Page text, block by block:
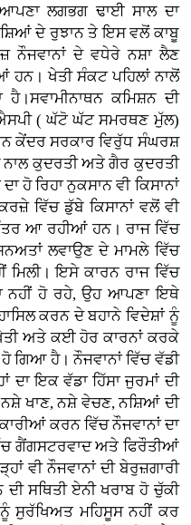
ਲਗਭਗ ਢਾਈ ਸਾਲ ਦਾ
ਦੇ ਰੁਝਾਨ ਤੇ ਇਸ ਵਲੋਂ ਕਾਬੂ
ਨੌਜਵਾਨਾਂ ਦੇ ਵਧੇਰੇ ਨਸ਼ਾ ਲੈਣ
ਖੇਤੀ ਸੰਕਟ ਪਹਿਲਾਂ ਨਾਲੋਂ
ਕਮਿਸ਼ਨ ਦੀ
( ਘੱਟੋ ਘੱਟ ਸਮਰਥਣ ਮੁੱਲ)
ਕੇਂਦਰ ਸਰਕਾਰ ਵਿਰੁੱਧ ਸੰਘਰਸ਼
ਕੁਦਰਤੀ ਅਤੇ ਗੈਰ ਕੁਦਰਤੀ
ਹੋ ਰਿਹਾ ਨੁਕਸਾਨ ਵੀ ਕਿਸਾਨਾਂ
ਵਿੱਚ ਡੁੱਬੇ ਕਿਸਾਨਾਂ ਵਲੋਂ ਵੀ
ਆ ਰਹੀਆਂ ਹਨ। ਰਾਜ ਵਿੱਚ
ਲਵਾਉਣ ਦੇ ਮਾਮਲੇ ਵਿੱਚ
ਇਸੇ ਕਾਰਨ ਰਾਜ ਵਿੱਚ
ਨਹੀਂ ਹੋ ਰਹੇ, ਉਹ ਆਪਣਾ ਇਥੇ
ਕਰਨ ਦੇ ਬਹਾਨੇ ਵਿਦੇਸ਼ਾਂ ਨੂੰ
ਅਤੇ ਕਈ ਹੋਰ ਕਾਰਨਾਂ ਕਰਕੇ
ਗਿਆ ਹੈ। ਨੌਜਵਾਨਾਂ ਵਿੱਚ ਵੱਡੀ
ਦਾ ਇਕ ਵੱਡਾ ਹਿੱਸਾ ਜੁਰਮਾਂ ਦੀ
ਖਾਣ, ਨਸ਼ੇ ਵੇਚਣ, ਨਸ਼ਿਆਂ ਦੀ
ਕਰਨ ਵਿੱਚ ਨੌਜਵਾਨਾਂ ਦਾ
ਗੈਂਗਸਟਰਵਾਦ ਅਤੇ ਫਿਰੌਤੀਆਂ
ਵੀ ਨੌਜਵਾਨਾਂ ਦੀ ਬੇਰੁਜ਼ਗਾਰੀ
ਸਥਿਤੀ ਏਨੀ ਖਰਾਬ ਹੋ ਚੁੱਕੀ
ਮਹਿਸੂਸ ਨਹੀਂ ਕਰ